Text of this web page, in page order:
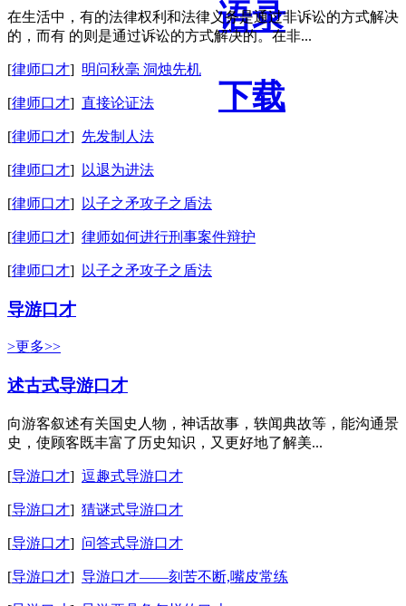
语录
下载
在生活中，有的法律权利和法律义务是通过非诉讼的方式解决
的，而有 的则是通过诉讼的方式解决的。在非...
[律师口才] 明问秋毫 洞烛先机
[律师口才] 直接论证法
[律师口才] 先发制人法
[律师口才] 以退为进法
[律师口才] 以子之矛攻子之盾法
[律师口才] 律师如何进行刑事案件辩护
[律师口才] 以子之矛攻子之盾法
导游口才
>更多>>
述古式导游口才
向游客叙述有关国史人物，神话故事，轶闻典故等，能沟通景
史，使顾客既丰富了历史知识，又更好地了解美...
[导游口才] 逗趣式导游口才
[导游口才] 猜谜式导游口才
[导游口才] 问答式导游口才
[导游口才] 导游口才——刻苦不断,嘴皮常练